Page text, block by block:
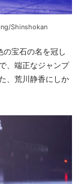
Shinshokan
宝石の名を冠し
、端正なジャンプ
、荒川静香にしか